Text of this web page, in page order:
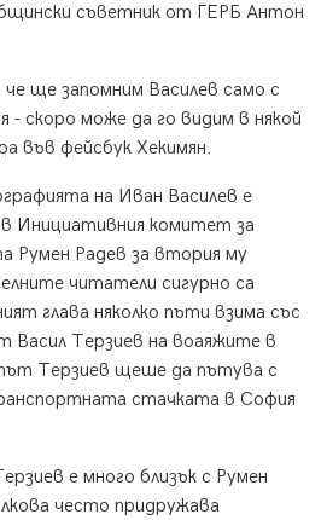
съветник от ГЕРБ Антон
ще запомним Василев само с
- скоро може да го видим в някой
във фейсбук Хекимян.
на Иван Василев е
Инициативния комитет за
Румен Радев за втория му
читатели сигурно са
глава няколко пъти взима със
Васил Терзиев на воаяжите в
Терзиев щеше да пътува с
стачката в София
е много близък с Румен
често придружава